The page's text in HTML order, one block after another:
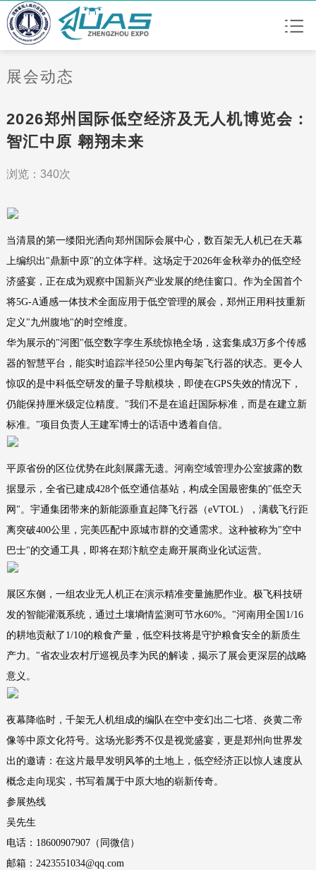
展会动态
2026郑州国际低空经济及无人机博览会：
智汇中原 翱翔未来
浏览：340次
当清晨的第一缕阳光洒向郑州国际会展中心，数百架无人机已在天幕
上编织出"鼎新中原"的立体字样。这场定于2026年金秋举办的低空经
济盛宴，正在成为观察中国新兴产业发展的绝佳窗口。作为全国首个
将5G-A通感一体技术全面应用于低空管理的展会，郑州正用科技重新
定义"九州腹地"的时空维度。
华为展示的"河图"低空数字孪生系统惊艳全场，这套集成3万多个传感
器的智慧平台，能实时追踪半径50公里内每架飞行器的状态。更令人
惊叹的是中科低空研发的量子导航模块，即使在GPS失效的情况下，
仍能保持厘米级定位精度。"我们不是在追赶国际标准，而是在建立新
标准。"项目负责人王建军博士的话语中透着自信。
平原省份的区位优势在此刻展露无遗。河南空域管理办公室披露的数
据显示，全省已建成428个低空通信基站，构成全国最密集的"低空天
网"。宇通集团带来的新能源垂直起降飞行器（eVTOL），满载飞行距
离突破400公里，完美匹配中原城市群的交通需求。这种被称为"空中
巴士"的交通工具，即将在郑汴航空走廊开展商业化试运营。
展区东侧，一组农业无人机正在演示精准变量施肥作业。极飞科技研
发的智能灌溉系统，通过土壤墒情监测可节水60%。"河南用全国1/16
的耕地贡献了1/10的粮食产量，低空科技将是守护粮食安全的新质生
产力。"省农业农村厅巡视员李为民的解读，揭示了展会更深层的战略
意义。
夜幕降临时，千架无人机组成的编队在空中变幻出二七塔、炎黄二帝
像等中原文化符号。这场光影秀不仅是视觉盛宴，更是郑州向世界发
出的邀请：在这片最早发明风筝的土地上，低空经济正以惊人速度从
概念走向现实，书写着属于中原大地的崭新传奇。
参展热线
吴先生
电话：18600907907（同微信）
邮箱：2423551034@qq.com